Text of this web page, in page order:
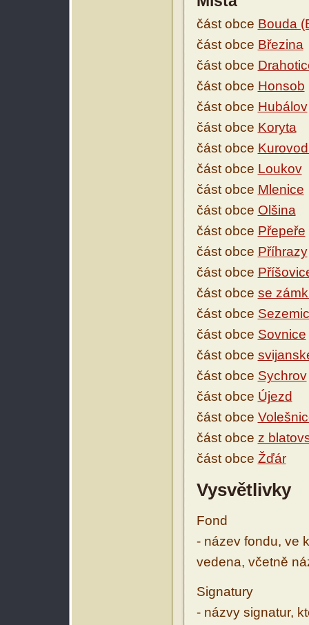
část obce Bouda
část obce Březina
část obce
část obce Honsob
část obce Hubálov
část obce Koryta
část obce
část obce Loukov
část obce Mlenice
část obce Olšina
část obce Přepeře
část obce Příhrazy
část obce
část obce se
část obce
část obce Sovnice
část obce
část obce Sychrov
část obce Újezd
část obce
část obce z
část obce Žďár
Vysvětlivky
Fond
- název fondu, ve
vedena, včetně
Signatury
- názvy signatur,